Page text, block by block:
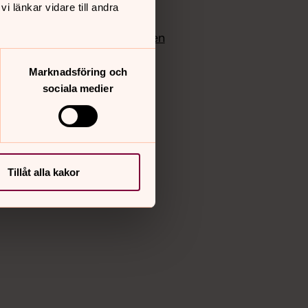
länkar vidare till andra
Marknadsföring och
sociala medier
Tillåt alla kakor
Instagram
Bloggportalen